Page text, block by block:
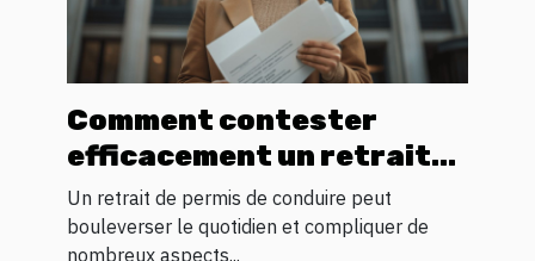
Comment contester
efficacement un retrait
de permis de conduire ?
Un retrait de permis de conduire peut
bouleverser le quotidien et compliquer de
nombreux aspects...